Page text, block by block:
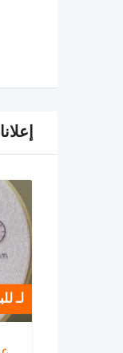
لـ